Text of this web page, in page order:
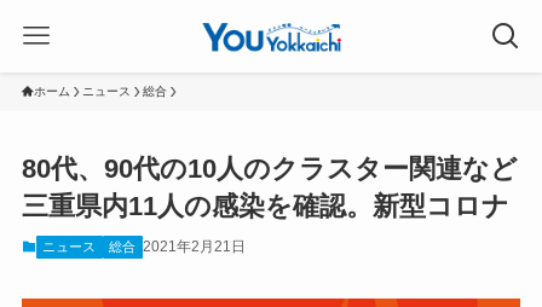
ホーム ニュース 総合
80代、90代の10人のクラスター関連など
三重県内11人の感染を確認。新型コロナ
ニュース 総合 2021年2月21日